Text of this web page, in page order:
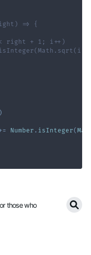
=> {
+ 1; i++)
)
Number . isInteger(
those who